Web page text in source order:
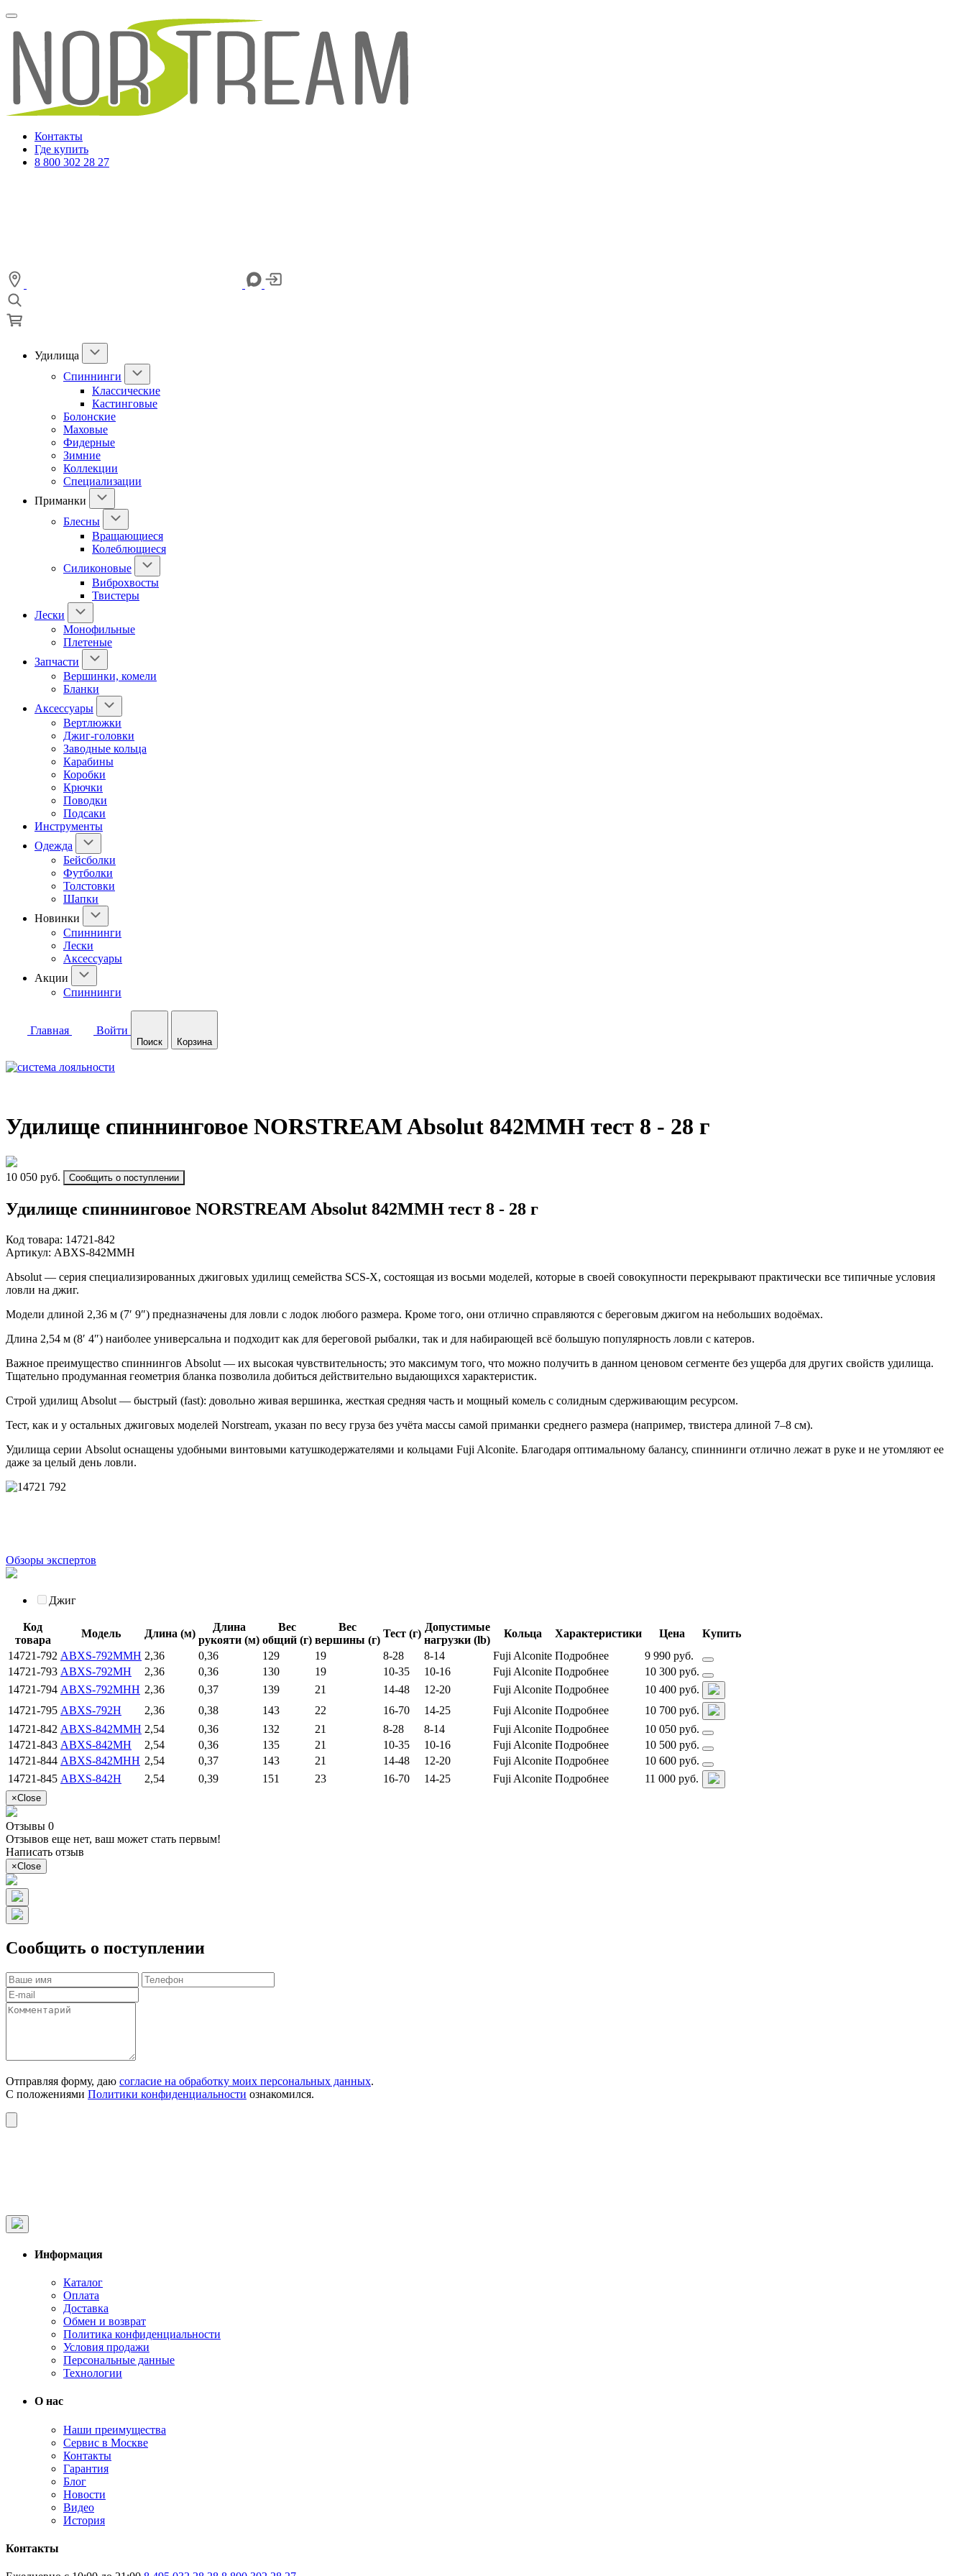
Контакты
Где купить
8 800 302 28 27
Удилища
Спиннинги
Классические
Кастинговые
Болонские
Маховые
Фидерные
Зимние
Коллекции
Специализации
Приманки
Блесны
Вращающиеся
Колеблющиеся
Силиконовые
Виброхвосты
Твистеры
Лески
Монофильные
Плетеные
Запчасти
Вершинки, комели
Бланки
Аксессуары
Вертлюжки
Джиг-головки
Заводные кольца
Карабины
Коробки
Крючки
Поводки
Подсаки
Инструменты
Одежда
Бейсболки
Футболки
Толстовки
Шапки
Новинки
Спиннинги
Лески
Аксессуары
Акции
Спиннинги
Главная Войти
Поиск Корзина
Удилище спиннинговое NORSTREAM Absolut 842MMH тест 8 - 28 г
10 050 руб. Сообщить о поступлении
Удилище спиннинговое NORSTREAM Absolut 842MMH тест 8 - 28 г
Код товара: 14721-842
Артикул: ABXS-842MMH
Absolut — серия специализированных джиговых удилищ семейства SCS-X, состоящая из восьми моделей, которые в своей совокупности перекрывают практически все типичные условия
ловли на джиг.
Модели длиной 2,36 м (7′ 9″) предназначены для ловли с лодок любого размера. Кроме того, они отлично справляются с береговым джигом на небольших водоёмах.
Длина 2,54 м (8′ 4″) наиболее универсальна и подходит как для береговой рыбалки, так и для набирающей всё большую популярность ловли с катеров.
Важное преимущество спиннингов Absolut — их высокая чувствительность; это максимум того, что можно получить в данном ценовом сегменте без ущерба для других свойств удилища.
Тщательно продуманная геометрия бланка позволила добиться действительно выдающихся характеристик.
Строй удилищ Absolut — быстрый (fast): довольно живая вершинка, жесткая средняя часть и мощный комель c солидным сдерживающим ресурсом.
Тест, как и у остальных джиговых моделей Norstream, указан по весу груза без учёта массы самой приманки среднего размера (например, твистера длиной 7–8 см).
Удилища серии Absolut оснащены удобными винтовыми катушкодержателями и кольцами Fuji Alconite. Благодаря оптимальному балансу, спиннинги отлично лежат в руке и не утомляют ее
даже за целый день ловли.
Обзоры экспертов
Код
товара
Модель Длина (м)
Длина
рукояти (м)
Вес
общий (г)
Вес
вершины (г)
Тест (г)
Допустимые
нагрузки (lb)
Кольца Характеристики Цена
Купить
14721-792 ABXS-792MMH 2,36 0,36 129 19 8-28 8-14 Fuji Alconite Подробнее
9 990 руб.
14721-793 ABXS-792MH 2,36 0,36 130 19 10-35 10-16 Fuji Alconite Подробнее
10 300 руб.
14721-794 ABXS-792MHH 2,36 0,37 139 21 14-48 12-20 Fuji Alconite Подробнее
10 400 руб.
14721-795 ABXS-792H 2,36 0,38 143 22 16-70 14-25 Fuji Alconite Подробнее
10 700 руб.
14721-842 ABXS-842MMH 2,54 0,36 132 21 8-28 8-14 Fuji Alconite Подробнее
10 050 руб.
14721-843 ABXS-842MH 2,54 0,36 135 21 10-35 10-16 Fuji Alconite Подробнее
10 500 руб.
14721-844 ABXS-842MHH 2,54 0,37 143 21 14-48 12-20 Fuji Alconite Подробнее
10 600 руб.
14721-845 ABXS-842H 2,54 0,39 151 23 16-70 14-25 Fuji Alconite Подробнее 11 000 руб.
×Close
Джиг
Отзывы 0
Отзывов еще нет, ваш может стать первым!
Написать отзыв
×Close
Сообщить о поступлении
Отправляя форму, даю согласие на обработку моих персональных данных.
С положениями Политики конфиденциальности ознакомился.
Информация
Каталог
Оплата
Доставка
Обмен и возврат
Политика конфиденциальности
Условия продажи
Персональные данные
Технологии
О нас
Наши преимущества
Сервис в Москве
Контакты
Гарантия
Блог
Новости
Видео
История
Контакты